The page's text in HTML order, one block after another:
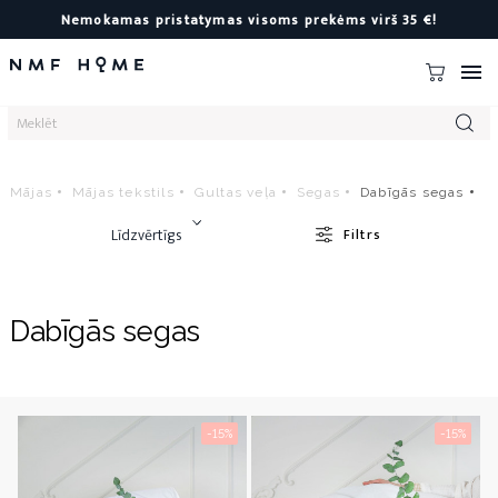
Nemokamas pristatymas visoms prekėms virš 35 €!

Mājas Mājas tekstils Gultas veļa Segas Dabīgās segas
Līdzvērtīgs Filtrs
Dabīgās segas
-15% -15%